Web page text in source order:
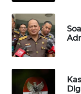
WAHANA
OTOMOTIF
WAHANA
HEALTH